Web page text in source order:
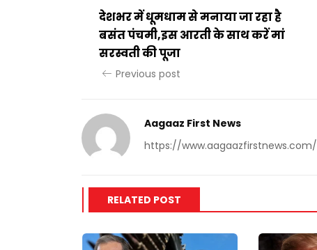
देशभर में धूमधाम से मनाया जा रहा है
बसंत पंचमी,इस आरती के साथ करें मां
सरस्वती की पूजा
Previous post
Aagaaz First News
https://www.aagaazfirstnews.com/
RELATED POST